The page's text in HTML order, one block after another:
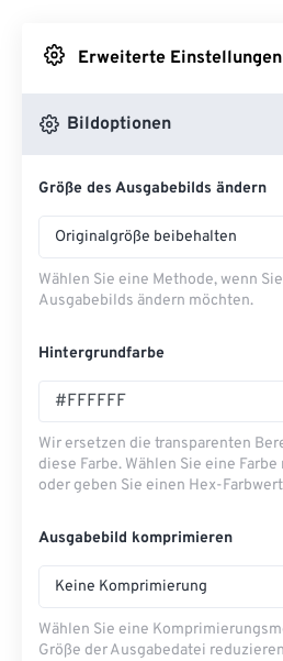
Erweiterte
Bildoptionen
Größe des Ausgabebilds ändern
Originalgröße beibehalten
Wählen Sie eine Methode, wenn
Ausgabebilds ändern möchten.
Hintergrundfarbe
Wir ersetzen die transparenten
diese Farbe. Wählen Sie eine
oder geben Sie einen Hex-
Ausgabebild komprimieren
Keine Komprimierung
Wählen Sie eine
Größe der Ausgabedatei